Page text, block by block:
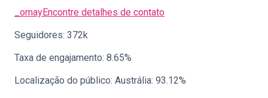
_omayEncontre detalhes de contato
Seguidores: 372k
Taxa de engajamento: 8.65%
Localização do público: Austrália: 93.12%